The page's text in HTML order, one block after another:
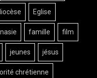
Eglise
famille film
jeunes jésus
chrétienne